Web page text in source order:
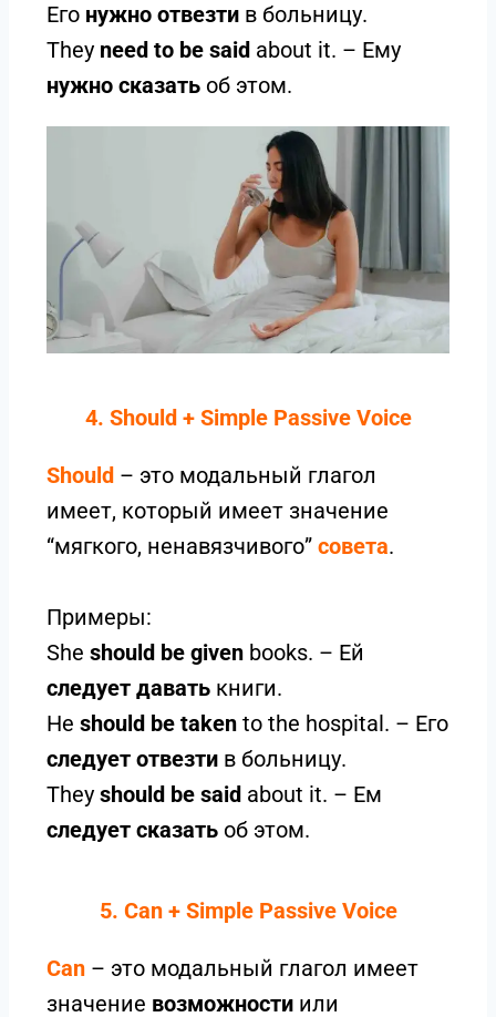
Его нужно отвезти в больницу.
They need to be said about it. – Ему
нужно сказать об этом.
4. Should + Simple Passive Voice
Should – это модальный глагол
имеет, который имеет значение
“мягкого, ненавязчивого” совета.
Примеры:
She should be given books. – Ей
следует давать книги.
He should be taken to the hospital. – Его
следует отвезти в больницу.
They should be said about it. – Ем
следует сказать об этом.
5. Can + Simple Passive Voice
Can – это модальный глагол имеет
значение возможности или